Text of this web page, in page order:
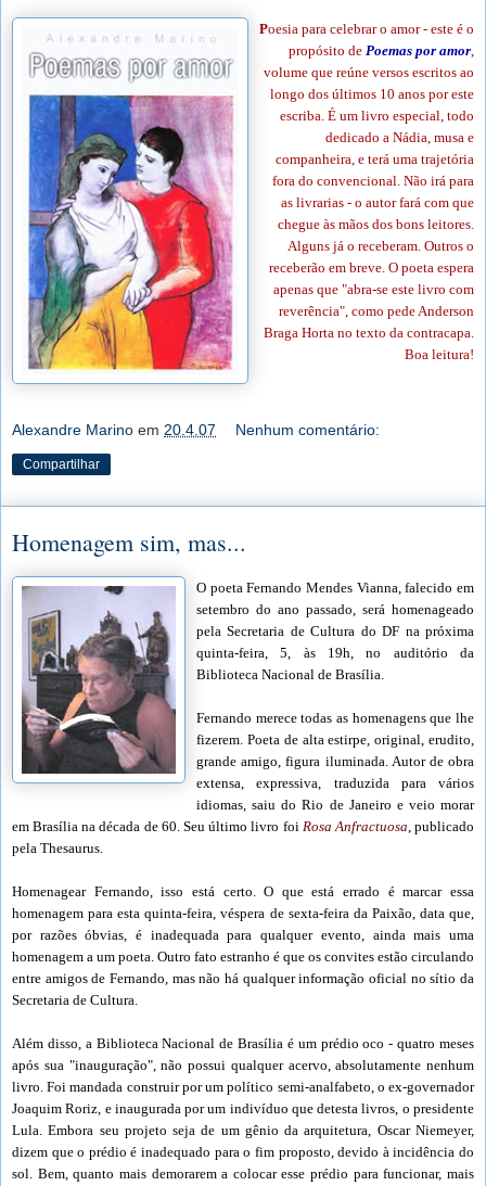
Poesia para celebrar o amor - este é o
propósito de Poemas por amor
volume que reúne versos escritos ao
longo dos últimos 10 anos por este
escriba. É um livro especial, todo
dedicado a Nádia, musa e
companheira, e terá uma trajetória
fora do convencional. Não irá para
as livrarias - o autor fará com que
chegue às mãos dos bons leitores.
Alguns já o receberam. Outros o
receberão em breve. O poeta espera
apenas que "abra-se este livro com
reverência", como pede Anderson
Braga Horta no texto da contracapa.
Boa leitura!
Alexandre Marino em 20.4.07 Nenhum comentário:
Compartilhar
Homenagem sim, mas...
O poeta Fernando Mendes Vianna, falecido em
setembro do ano passado, será homenageado
pela Secretaria de Cultura do DF na próxima
quinta-feira, 5, às 19h, no auditório da
Biblioteca Nacional de Brasília.
Fernando merece todas as homenagens que lhe
fizerem. Poeta de alta estirpe, original, erudito,
grande amigo, figura iluminada. Autor de obra
extensa, expressiva, traduzida para vários
idiomas, saiu do Rio de Janeiro e veio morar
em Brasília na década de 60. Seu último livro foi Rosa Anfractuosa, publicado
pela Thesaurus.
Homenagear Fernando, isso está certo. O que está errado é marcar essa
homenagem para esta quinta-feira, véspera de sexta-feira da Paixão, data que,
por razões óbvias, é inadequada para qualquer evento, ainda mais uma
homenagem a um poeta. Outro fato estranho é que os convites estão circulando
entre amigos de Fernando, mas não há qualquer informação oficial no sítio da
Secretaria de Cultura.
Além disso, a Biblioteca Nacional de Brasília é um prédio oco - quatro meses
após sua "inauguração", não possui qualquer acervo, absolutamente nenhum
livro. Foi mandada construir por um político semi-analfabeto, o ex-governador
Joaquim Roriz, e inaugurada por um indivíduo que detesta livros, o presidente
Lula. Embora seu projeto seja de um gênio da arquitetura, Oscar Niemeyer,
dizem que o prédio é inadequado para o fim proposto, devido à incidência do
sol. Bem, quanto mais demorarem a colocar esse prédio para funcionar, mais